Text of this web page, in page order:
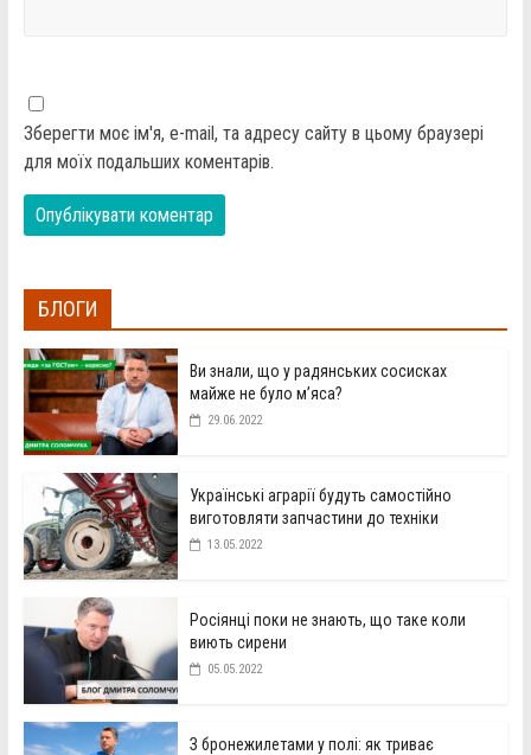
Зберегти моє ім'я, e-mail, та адресу сайту в цьому браузері
для моїх подальших коментарів.
БЛОГИ
Ви знали, що у радянських сосисках
майже не було м’яса?
29.06.2022
Українські аграрії будуть самостійно
виготовляти запчастини до техніки
13.05.2022
Росіянці поки не знають, що таке коли
виють сирени
05.05.2022
З бронежилетами у полі: як триває